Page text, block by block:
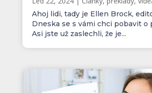
Ahoj lidi, tady je Ellen Brock,
Dneska se s vámi chci pobavit o
Asi jste už zaslechli, že je...